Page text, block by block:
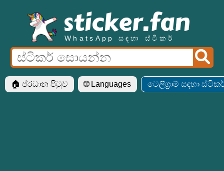
WhatsApp සඳහා ස්ටිකර්
🏠 ප්රධාන පිටුව 🌐 Languages ටෙලිග්‍රාම් සඳහා